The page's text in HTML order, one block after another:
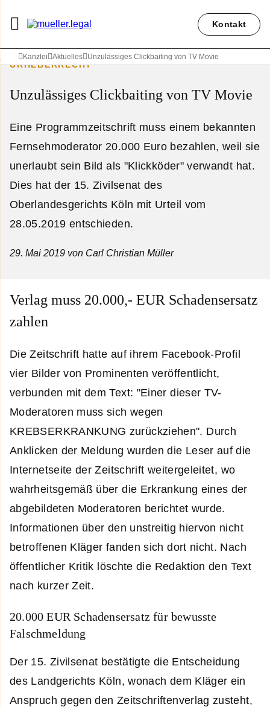
Kontakt
Kanzlei Aktuelles Unzulässiges Clickbaiting von TV Movie
URHEBERRECHT
Unzulässiges Clickbaiting von TV Movie
Eine Programmzeitschrift muss einem bekannten
Fernsehmoderator 20.000 Euro bezahlen, weil sie
unerlaubt sein Bild als "Klickköder" verwandt hat.
Dies hat der 15. Zivilsenat des
Oberlandesgerichts Köln mit Urteil vom
28.05.2019 entschieden.
29. Mai 2019 von Carl Christian Müller
Verlag muss 20.000,- EUR Schadensersatz
zahlen
Die Zeitschrift hatte auf ihrem Facebook-Profil
vier Bilder von Prominenten veröffentlicht,
verbunden mit dem Text: "Einer dieser TV-
Moderatoren muss sich wegen
KREBSERKRANKUNG zurückziehen". Durch
Anklicken der Meldung wurden die Leser auf die
Internetseite der Zeitschrift weitergeleitet, wo
wahrheitsgemäß über die Erkrankung eines der
abgebildeten Moderatoren berichtet wurde.
Informationen über den unstreitig hiervon nicht
betroffenen Kläger fanden sich dort nicht. Nach
öffentlicher Kritik löschte die Redaktion den Text
nach kurzer Zeit.
20.000 EUR Schadensersatz für bewusste
Falschmeldung
Der 15. Zivilsenat bestätigte die Entscheidung
des Landgerichts Köln, wonach dem Kläger ein
Anspruch gegen den Zeitschriftenverlag zusteht,